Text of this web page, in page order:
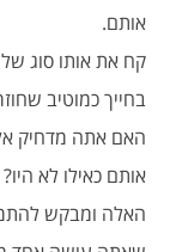
אותם.
קח את אותו סוג
בחייך כמוטיב
האם אתה מדחיק
אותם כאילו לא
האלה ומבקש